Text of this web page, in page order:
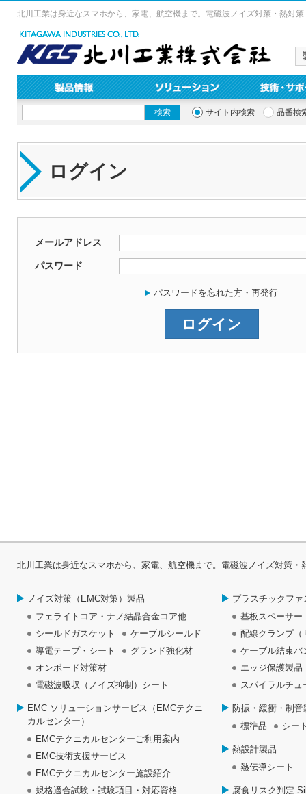
北川工業は身近なスマホから、家電、航空機まで。電磁波ノイズ対策・熱対
サイト内検索 品番検
ログイン
メールアドレス
パスワード
パスワードを忘れた方・再発行
北川工業は身近なスマホから、家電、航空機まで。電磁波ノイズ対策
ノイズ対策（EMC対策）製品
フェライトコア・ナノ結晶合金コア他
シールドガスケット
ケーブルシールド
導電テープ・シート
グランド強化材
オンボード対策材
電磁波吸収（ノイズ抑制）シート
EMC ソリューションサービス（EMCテクニ
カルセンター）
EMCテクニカルセンターご利用案内
EMC技術支援サービス
EMCテクニカルセンター施設紹介
規格適合試験・試験項目・対応資格
プラスチックファ
基板スペーサー
配線クランプ（
ケーブル結束バ
エッジ保護製品
スパイラルチュ
防振・緩衝・制音
標準品
シー
熱設計製品
熱伝導シート
腐食リスク判定